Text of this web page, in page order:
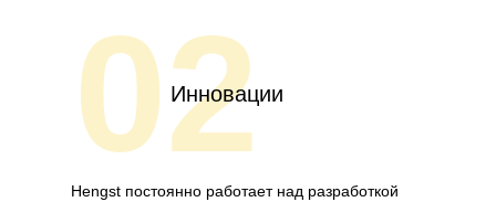
02
Инновации
Hengst постоянно работает над разработкой